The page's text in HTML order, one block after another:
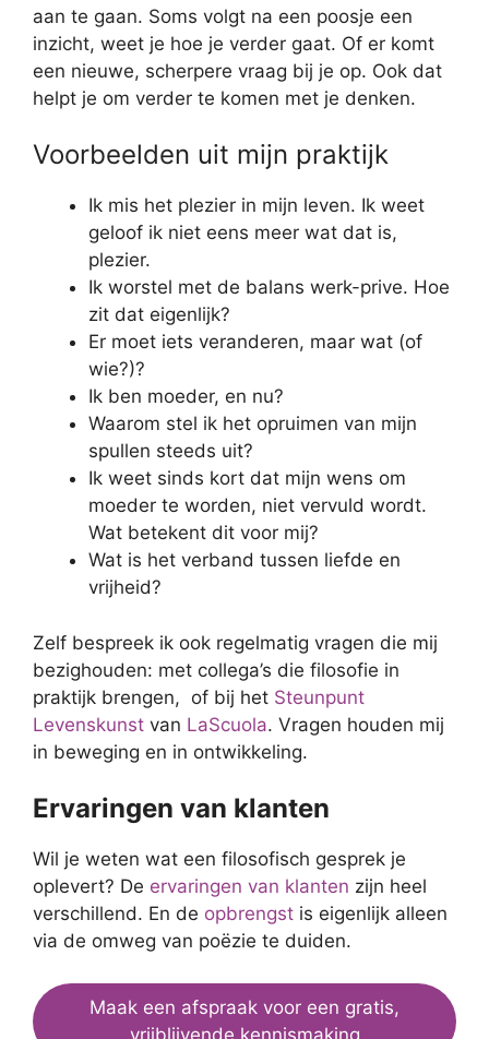
aan te gaan. Soms volgt na een poosje een
inzicht, weet je hoe je verder gaat. Of er komt
een nieuwe, scherpere vraag bij je op. Ook dat
helpt je om verder te komen met je denken.
Voorbeelden uit mijn praktijk
Ik mis het plezier in mijn leven. Ik weet
geloof ik niet eens meer wat dat is,
plezier.
Ik worstel met de balans werk-prive. Hoe
zit dat eigenlijk?
Er moet iets veranderen, maar wat (of
wie?)?
Ik ben moeder, en nu?
Waarom stel ik het opruimen van mijn
spullen steeds uit?
Ik weet sinds kort dat mijn wens om
moeder te worden, niet vervuld wordt.
Wat betekent dit voor mij?
Wat is het verband tussen liefde en
vrijheid?
Zelf bespreek ik ook regelmatig vragen die mij
bezighouden: met collega’s die filosofie in
praktijk brengen, of bij het Steunpunt
Levenskunst van LaScuola. Vragen houden mij
in beweging en in ontwikkeling.
Ervaringen van klanten
Wil je weten wat een filosofisch gesprek je
oplevert? De ervaringen van klanten zijn heel
verschillend. En de opbrengst is eigenlijk alleen
via de omweg van poëzie te duiden.
Maak een afspraak voor een gratis,
vrijblijvende kennismaking